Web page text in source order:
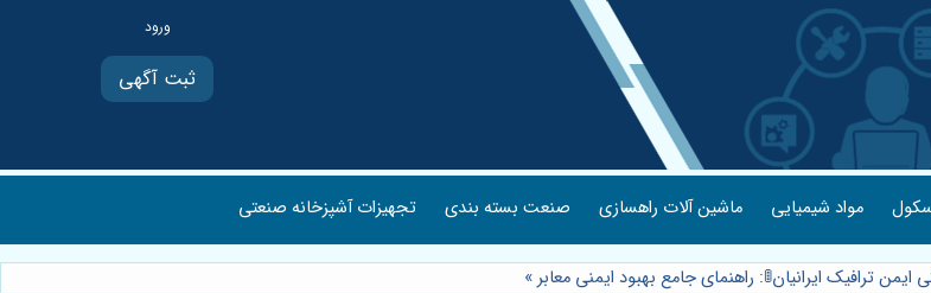
ثبت آگهی
مواد شیمیایی ماشین آلات راهسازی صنعت بسته بندی تجهیزات آشپزخانه صنعتی
ایمن ترافیک ایرانیان🚦: راهنمای جامع بهبود ایمنی معابر»